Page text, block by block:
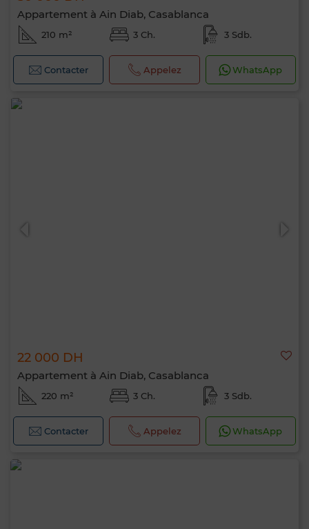
Appartement à Ain Diab, Casablanca
210 m² 3 Ch. 3 Sdb.
Contacter Appelez WhatsApp
22 000 DH
Appartement à Ain Diab, Casablanca
220 m² 3 Ch. 3 Sdb.
Contacter Appelez WhatsApp